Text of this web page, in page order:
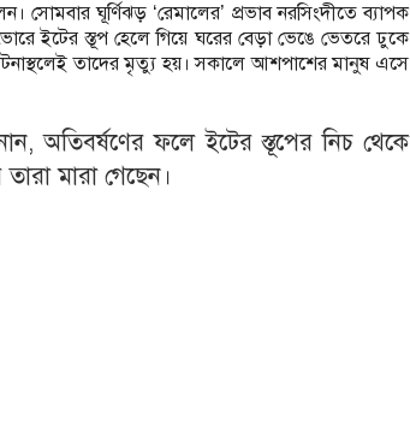
সোমবার ঘূর্ণিঝড় ‘রেমালের’ প্রভাব নরসিংদীতে ব্যাপক
ইটের স্তূপ হেলে গিয়ে ঘরের বেড়া ভেঙে ভেতরে ঢুকে
তাদের মৃত্যু হয়। সকালে আশপাশের মানুষ এসে
অতিবর্ষণের ফলে ইটের স্তূপের নিচ থেকে
মারা গেছেন।